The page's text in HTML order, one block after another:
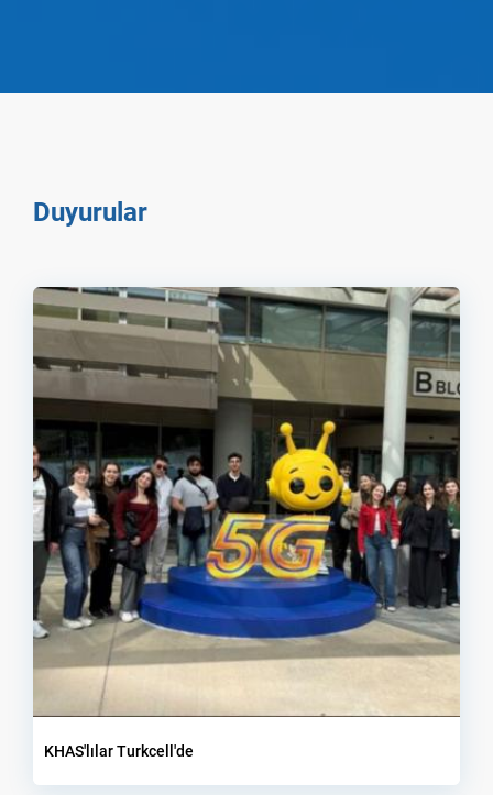
Duyurular
KHAS'lılar Turkcell'de